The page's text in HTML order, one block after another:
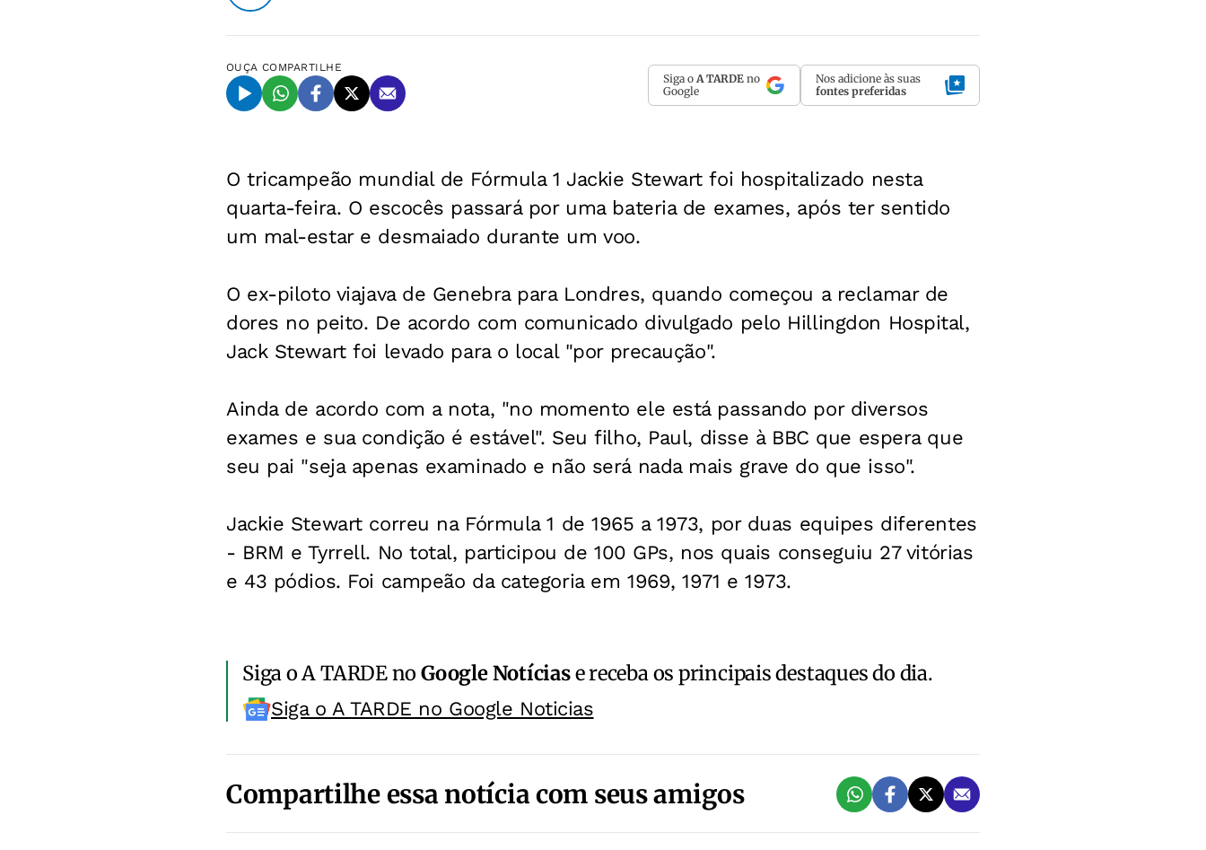
OUÇA COMPARTILHE
Siga o A TARDE no
Google
Nos adicione às suas
fontes preferidas
O tricampeão mundial de Fórmula 1 Jackie Stewart foi hospitalizado nesta
quarta-feira. O escocês passará por uma bateria de exames, após ter sentido
um mal-estar e desmaiado durante um voo.
O ex-piloto viajava de Genebra para Londres, quando começou a reclamar de
dores no peito. De acordo com comunicado divulgado pelo Hillingdon Hospital,
Jack Stewart foi levado para o local "por precaução".
Ainda de acordo com a nota, "no momento ele está passando por diversos
exames e sua condição é estável". Seu filho, Paul, disse à BBC que espera que
seu pai "seja apenas examinado e não será nada mais grave do que isso".
Jackie Stewart correu na Fórmula 1 de 1965 a 1973, por duas equipes diferentes
- BRM e Tyrrell. No total, participou de 100 GPs, nos quais conseguiu 27 vitórias
e 43 pódios. Foi campeão da categoria em 1969, 1971 e 1973.
Siga o A TARDE noGoogle Notíciase receba os principais destaques do dia.
Siga o A TARDE no Google Noticias
Compartilhe essa notícia com seus amigos